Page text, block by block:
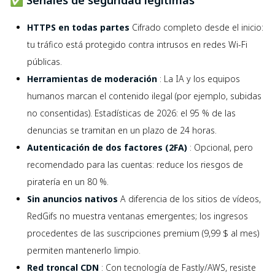
HTTPS en todas partes Cifrado completo desde el inicio:
tu tráfico está protegido contra intrusos en redes Wi-Fi
públicas.
Herramientas de moderación : La IA y los equipos
humanos marcan el contenido ilegal (por ejemplo, subidas
no consentidas). Estadísticas de 2026: el 95 % de las
denuncias se tramitan en un plazo de 24 horas.
Autenticación de dos factores (2FA) : Opcional, pero
recomendado para las cuentas: reduce los riesgos de
piratería en un 80 %.
Sin anuncios nativos A diferencia de los sitios de vídeos,
RedGifs no muestra ventanas emergentes; los ingresos
procedentes de las suscripciones premium (9,99 $ al mes)
permiten mantenerlo limpio.
Red troncal CDN : Con tecnología de Fastly/AWS, resiste